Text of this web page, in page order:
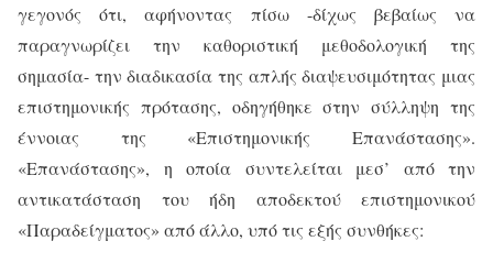
γεγονός ότι, αφήνοντας πίσω -δίχως βεβαίως να
παραγνωρίζει την καθοριστική μεθοδολογική της
σημασία- την διαδικασία της απλής διαψευσιμότητας μιας
επιστημονικής πρότασης, οδηγήθηκε στην σύλληψη της
έννοιας της «Επιστημονικής Επανάστασης».
«Επανάστασης», η οποία συντελείται μεσ’ από την
αντικατάσταση του ήδη αποδεκτού επιστημονικού
«Παραδείγματος» από άλλο, υπό τις εξής συνθήκες: